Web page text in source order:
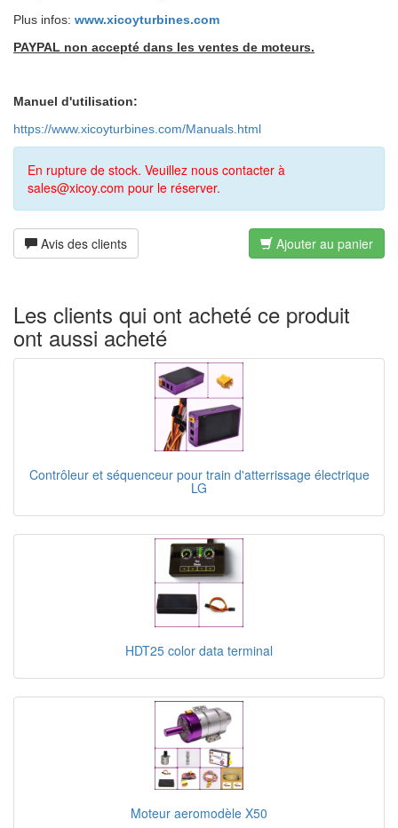
Plus infos: www.xicoyturbines.com
PAYPAL non accepté dans les ventes de moteurs.
Manuel d'utilisation:
https://www.xicoyturbines.com/Manuals.html
En rupture de stock. Veuillez nous contacter à
sales@xicoy.com pour le réserver.
Avis des clients Ajouter au panier
Les clients qui ont acheté ce produit
ont aussi acheté
Contrôleur et séquenceur pour train d'atterrissage électrique
LG
HDT25 color data terminal
Moteur aeromodèle X50